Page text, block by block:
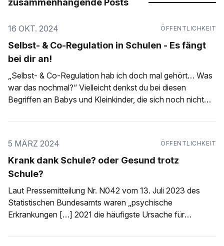
zusammenhängende Posts
16 OKT. 2024 ÖFFENTLICHKEIT
Selbst- & Co-Regulation in Schulen - Es fängt
bei dir an!
„Selbst- & Co-Regulation hab ich doch mal gehört… Was
war das nochmal?“ Vielleicht denkst du bei diesen
Begriffen an Babys und Kleinkinder, die sich noch nicht
Bowlby und Mary
5 MÄRZ 2024 ÖFFENTLICHKEIT
Krank dank Schule? oder Gesund trotz
Schule?
Laut Pressemitteilung Nr. N042 vom 13. Juli 2023 des
Statistischen Bundesamts waren „psychische
Erkrankungen […] 2021 die häufigste Ursache für